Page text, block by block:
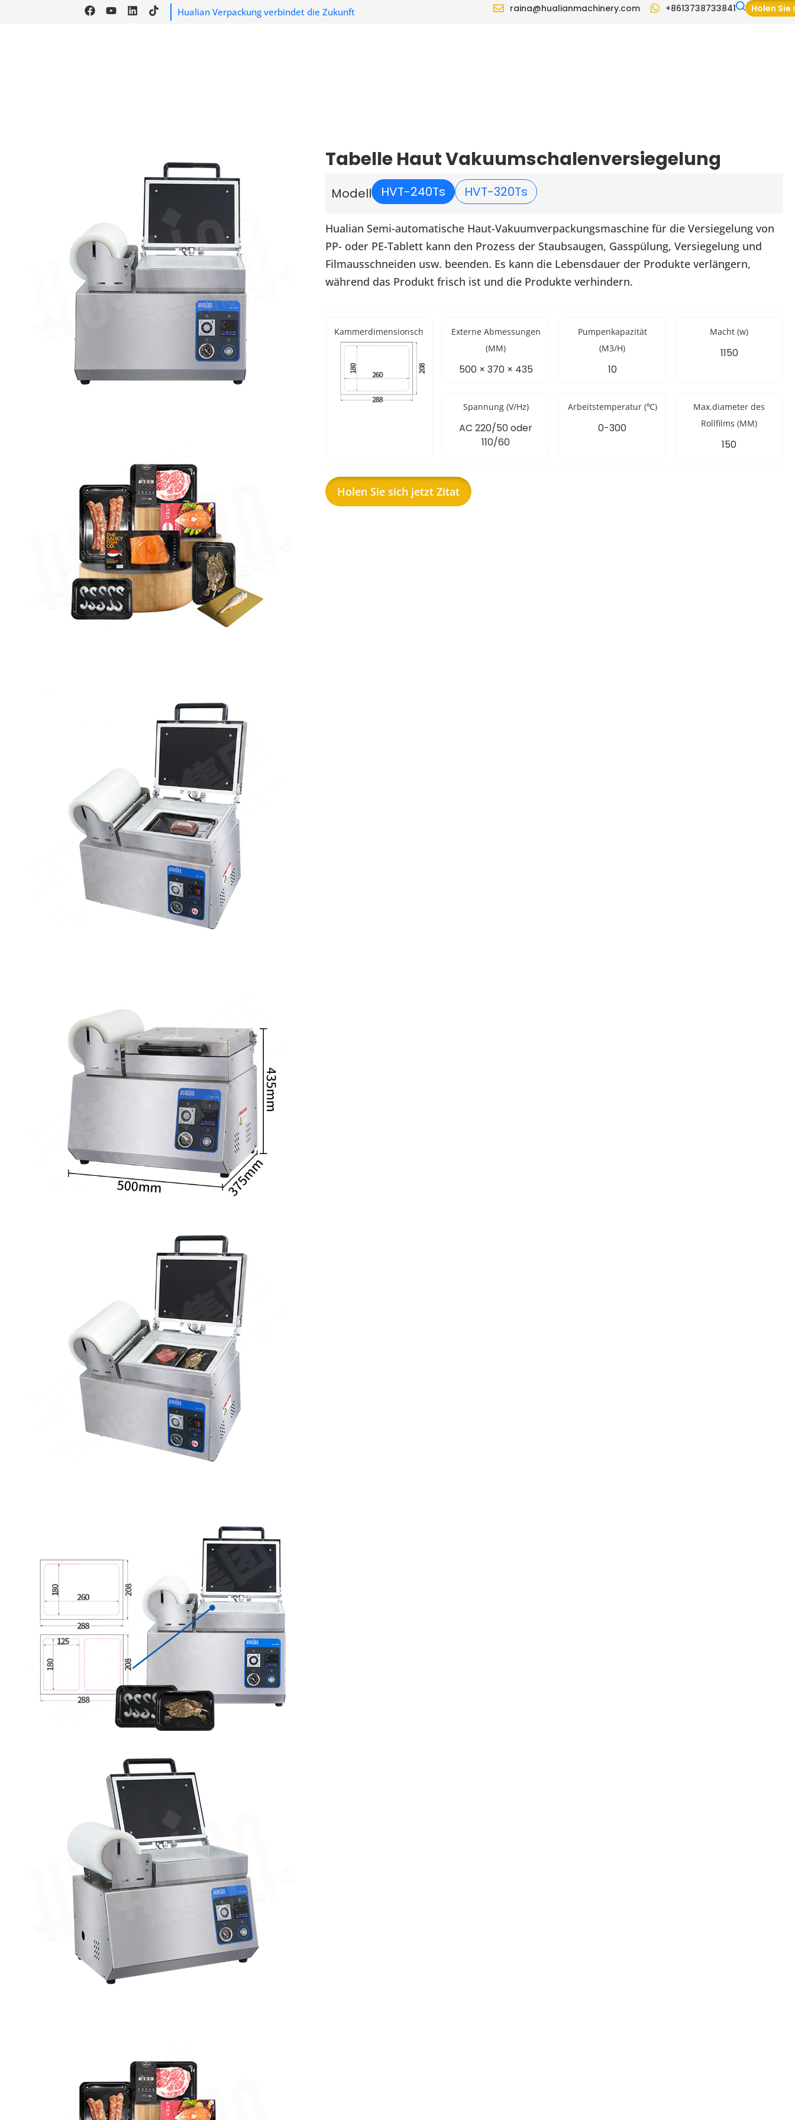
Hualian Verpackung verbindet die Zukunft raina@hualianmachinery.com +8613738733841 Holen
Tabelle Haut Vakuumschalenversiegelung
Modell HVT-240Ts HVT-320Ts
Hualian Semi-automatische Haut-Vakuumverpackungsmaschine für die Versiegelung von
PP- oder PE-Tablett kann den Prozess der Staubsaugen, Gasspülung, Versiegelung und
Filmausschneiden usw. beenden. Es kann die Lebensdauer der Produkte verlängern,
während das Produkt frisch ist und die Produkte verhindern.
Kammerdimensionsch
Externe Abmessungen
(MM)
500 × 370 × 435
Pumpenkapazität
(M3/H)
10
Macht (w)
1150
Spannung (V/Hz)
AC 220/50 oder
110/60
Arbeitstemperatur (℃)
0-300
Max.diameter des
Rollfilms (MM)
150
Holen Sie sich jetzt Zitat